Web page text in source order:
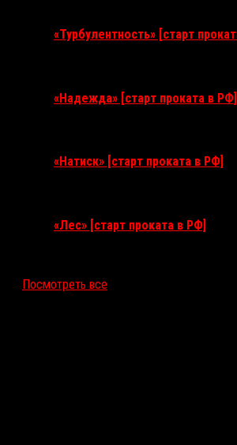
«Турбулентность» [старт
«Надежда» [старт проката в РФ]
«Натиск» [старт проката в РФ]
«Лес» [старт проката в РФ]
Посмотреть все